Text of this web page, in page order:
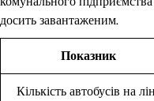
досить завантаженим.
Показник
Кількість автобусів на